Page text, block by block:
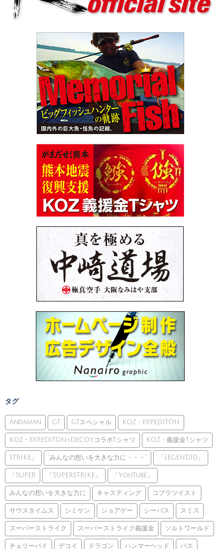
タグ
Andaman GT GTスペシャル KOZ・EXPEDITON
KOZ・EXPEDITON×DECOYコラボTシャツ KOZ・義援金Tシャツ
STRIKE」 ”みんなの想いを大きな力に・・・” 「LEGEND10」
「SUPER 「SUPERSTRIKE」 「YouTube」
みんなの想いを大きな力に キャスティング コブラツイスト
サウスタイムス シミケン ショアゲー シーバス スミス
スーパーストライク スーパーストライク義援金 ソルトワールド
チェリーパイ デコイ ドラゴン ハンマーヘッド バス